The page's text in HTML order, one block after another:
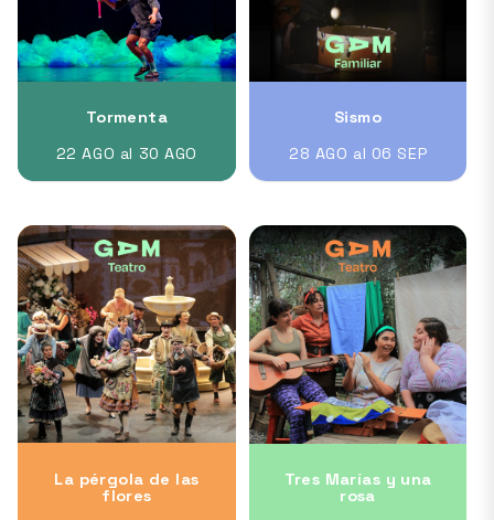
Tormenta
22 AGO al 30 AGO
Sismo
28 AGO al 06 SEP
La pérgola de las
flores
Tres Marías y una
rosa